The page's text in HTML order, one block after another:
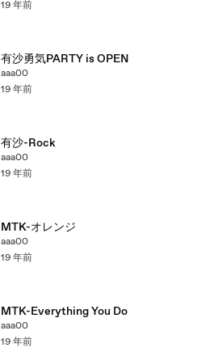
19 年前
有沙勇気PARTY is OPEN
aaa00
19 年前
有沙-Rock
aaa00
19 年前
MTK-オレンジ
aaa00
19 年前
MTK-Everything You Do
aaa00
19 年前